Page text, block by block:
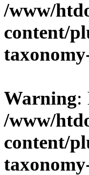
/www/
content/
Warning:
/www/
content/